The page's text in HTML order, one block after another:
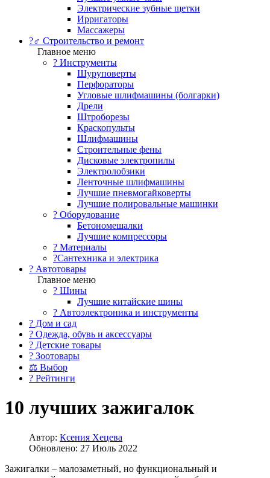
Электрические зубные щетки
Ирригаторы
Массажеры
?‍♂️ Строительство и ремонт
Главное меню
?️ Инструменты
Шуруповерты
Перфораторы
Угловые шлифмашины (болгарки)
Дрели
Штроборезы
Краскопульты
Шлифмашины
Строительные фены
Дисковые электропилы
Электролобзики
Ленточные шлифмашины
Лучшие пневмогайковерты
Лучшие полировальные машинки
?️ Оборудование
Бетономешалки
Лучшие компрессоры
? Материалы
?Сантехника и электрика
? Автотовары
Главное меню
? Шины
Лучшие китайские шины
? Автоэлектроника и инструменты
? Дом и сад
? Одежда, обувь и аксессуары
? Детские товары
? Зоотовары
⚖ Выбор
? Рейтинги
10 лучших зажигалок
Автор: Ксения Хецева
Обновлено: 27 Июль 2022
Зажигалки – малозаметный, но функциональный и